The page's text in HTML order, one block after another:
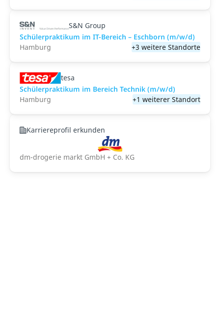
S&N Group
Schülerpraktikum im IT-Bereich – Eschborn (m/w/d)
Hamburg
+3 weitere Standorte
tesa
Schülerpraktikum im Bereich Technik (m/w/d)
Hamburg
+1 weiterer Standort
Karriereprofil erkunden
dm-drogerie markt GmbH + Co. KG